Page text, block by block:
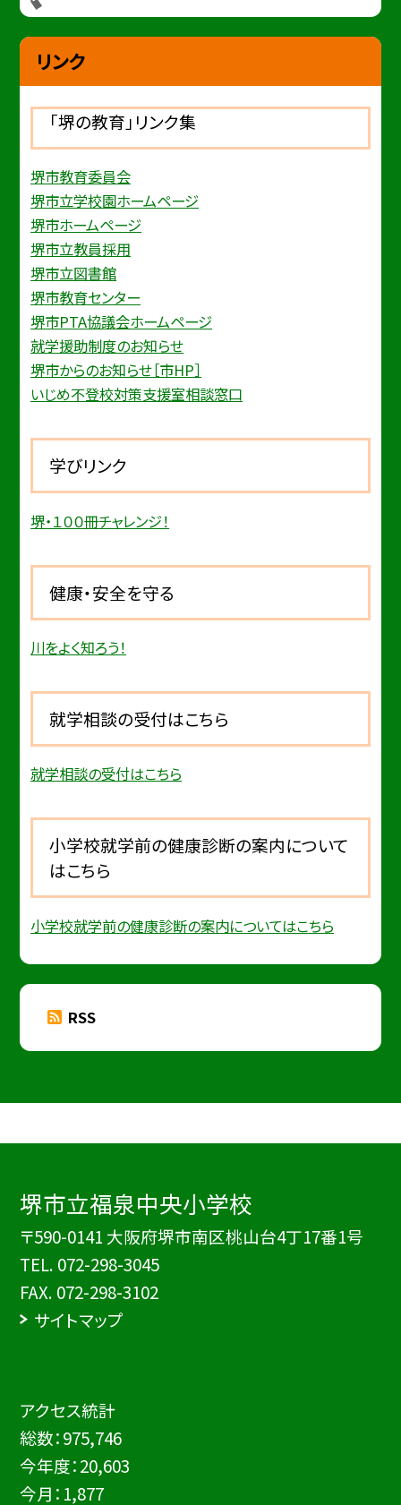
リンク
「堺の教育」リンク集
堺市教育委員会
堺市立学校園ホームページ
堺市ホームページ
堺市立教員採用
堺市立図書館
堺市教育センター
堺市PTA協議会ホームページ
就学援助制度のお知らせ
堺市からのお知らせ［市HP］
いじめ不登校対策支援室相談窓口
学びリンク
堺・１００冊チャレンジ！
健康・安全を守る
川をよく知ろう！
就学相談の受付はこちら
就学相談の受付はこちら
小学校就学前の健康診断の案内について
はこちら
小学校就学前の健康診断の案内についてはこちら
RSS
堺市立福泉中央小学校
〒590-0141 大阪府堺市南区桃山台4丁17番1号
TEL. 072-298-3045
FAX. 072-298-3102
サイトマップ
アクセス統計
総数：975,746
今年度：20,603
今月： 1,877